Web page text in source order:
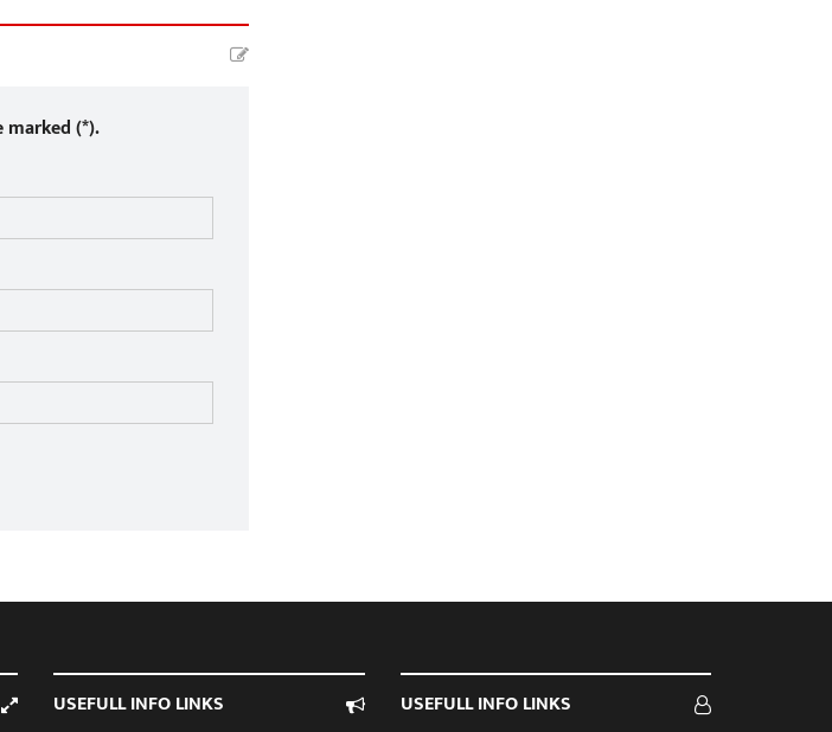
marked (*).
USEFULL INFO LINKS
USEFULL INFO LINKS